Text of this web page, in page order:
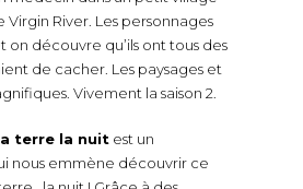
River. Les personnages
on découvre qu’ils ont tous des
de cacher. Les paysages et
Vivement la saison 2.
terre la nuitest un
nous emmène découvrir ce